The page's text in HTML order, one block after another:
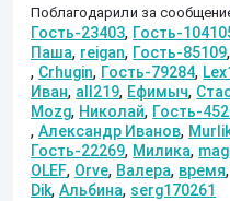
Поблагодарили за
Гость-23403, Гость-
Паша, reigan, Гость-85109
, Crhugin, Гость-79284,
Иван, all219, Ефимыч,
Mozg, Николай, Гость-
,Александр Иванов,
Гость-22269, Милика,
OLEF, Orve, Валера, время
Dik,Альбина, serg170261